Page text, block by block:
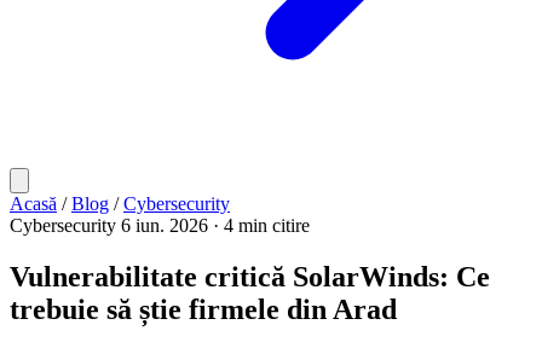
Acasă / Blog / Cybersecurity
Cybersecurity 6 iun. 2026 · 4 min citire
Vulnerabilitate critică SolarWinds: Ce
trebuie să știe firmele din Arad